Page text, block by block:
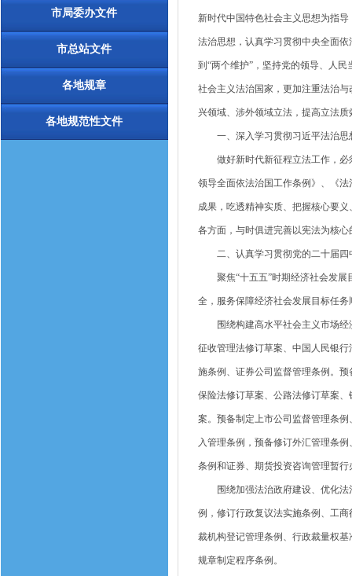
市局委办文件
市总站文件
各地规章
各地规范性文件
新时代中国特色社会主义思想为指
法治思想，认真学习贯彻中央全面依
到“两个维护”，坚持党的领导、人
社会主义法治国家，更加注重法治
兴领域、涉外领域立法，提高立法
一、深入学习贯彻习近平法治思
做好新时代新征程立法工作，必
领导全面依法治国工作条例》、《
成果，吃透精神实质、把握核心要
各方面，与时俱进完善以宪法为核
二、认真学习贯彻党的二十届四
聚焦“十五五”时期经济社会发展
全，服务保障经济社会发展目标任务
围绕构建高水平社会主义市场经
征收管理法修订草案、中国人民银
施条例、证券公司监督管理条例。
保险法修订草案、公路法修订草案
案。预备制定上市公司监督管理条
入管理条例，预备修订外汇管理条
条例和证券、期货投资咨询管理暂
围绕加强法治政府建设、优化法
例，修订行政复议法实施条例、工
裁机构登记管理条例、行政裁量权
规章制定程序条例。